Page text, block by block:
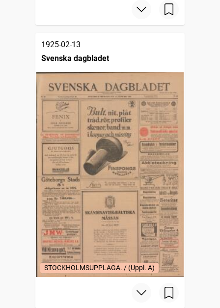
1925-02-13
Svenska dagbladet
STOCKHOLMSUPPLAGA. / (Uppl. A)